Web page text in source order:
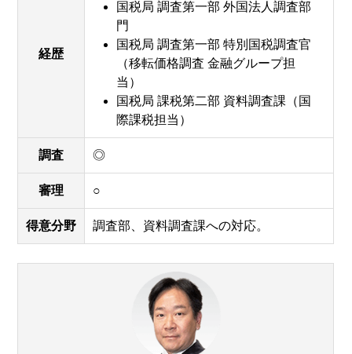
経歴
国税局 調査第一部 外国法人調査部
門
国税局 調査第一部 特別国税調査官
（移転価格調査 金融グループ担
当）
国税局 課税第二部 資料調査課（国
際課税担当）
調査 ◎
審理 ○
得意分野 調査部、資料調査課への対応。